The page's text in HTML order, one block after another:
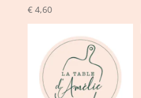
€4,60